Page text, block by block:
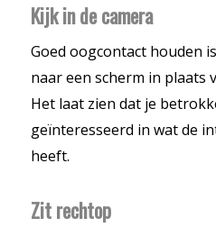
Kijk in de camera
Goed oogcontact houden
naar een scherm in plaats
Het laat zien dat je
geïnteresseerd in wat de
heeft.
Zit rechtop